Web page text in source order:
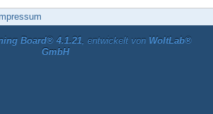
Impressum
Board® 4.1.21, entwickelt von WoltLab®
GmbH